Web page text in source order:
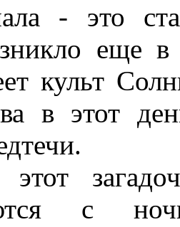
- это
еще
культ
в этот
с